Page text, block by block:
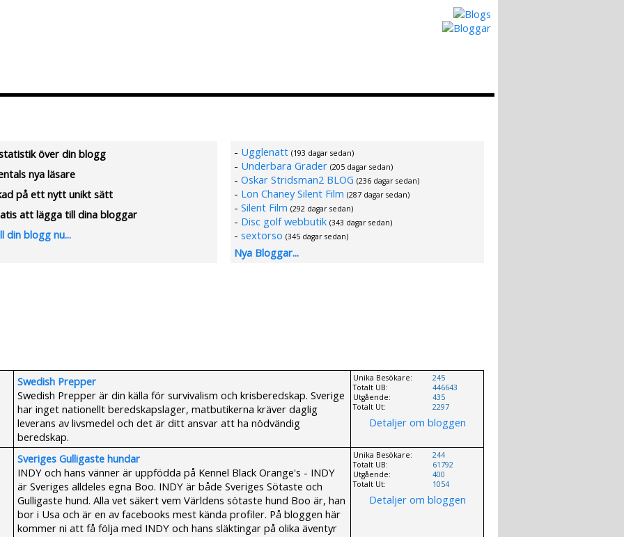
över din blogg
nya läsare
på ett nytt unikt sätt
att lägga till dina bloggar
din blogg nu...
- Ugglenatt (193 dagar sedan)
- Underbara Grader (205 dagar sedan)
- Oskar Stridsman2 BLOG (236 dagar sedan)
- Lon Chaney Silent Film (287 dagar sedan)
- Silent Film (292 dagar sedan)
- Disc golf webbutik (343 dagar sedan)
- sextorso (345 dagar sedan)
Nya Bloggar...
Swedish Prepper
Swedish Prepper är din källa för survivalism och krisberedskap. Sverige
har inget nationellt beredskapslager, matbutikerna kräver daglig
leverans av livsmedel och det är ditt ansvar att ha nödvändig
beredskap.
Unika Besökare:
Totalt UB:
Utgående:
Totalt Ut:
245
446643
435
2297
Detaljer om bloggen
Sveriges Gulligaste hundar
INDY och hans vänner är uppfödda på Kennel Black Orange's - INDY
är Sveriges alldeles egna Boo. INDY är både Sveriges Sötaste och
Gulligaste hund. Alla vet säkert vem Världens sötaste hund Boo är, han
bor i Usa och är en av facebooks mest kända profiler. På bloggen här
kommer ni att få följa med INDY och hans släktingar på olika äventyr
Unika Besökare:
Totalt UB:
Utgående:
Totalt Ut:
244
61792
400
1054
Detaljer om bloggen